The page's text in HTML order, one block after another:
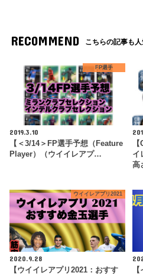
RECOMMEND こちらの記事も人
FP選手
2019.3.10
【＜3/14＞FP選手予想（Feature
Player）（ウイイレアプ…
イ
高
ウイイレアプリ2021
2020.9.28
【ウイイレアプリ2021：おすす